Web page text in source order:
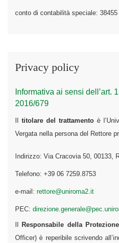
conto di contabilità speciale: 38455
Privacy policy
Informativa ai sensi dell’art.
2016/679
titolare del trattamentoè
Vergata nella persona del Rettore
Indirizzo: Via Cracovia 50, 00133,
Telefono: +39 06 7259.8753
e-mail: rettore@uniroma2.it
PEC:
Responsabile della
Officer) è reperibile scrivendo